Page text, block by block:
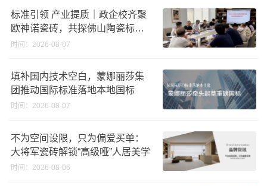
标准引领 产业提质｜政企校齐聚
欧神诺瓷砖，共探佛山陶瓷标准
化发展新路径
时间：2026-08-07
填补国内技术空白，蒙娜丽莎集
团推动国际标准落地本地国标
时间：2026-08-07
不为空间设限，只为偏爱买单：
大将军瓷砖解锁“高级哑”人居美学
时间：2026-08-06